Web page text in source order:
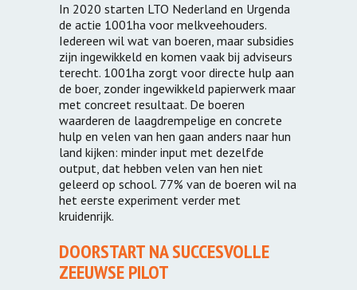
In 2020 starten LTO Nederland en Urgenda
de actie 1001ha voor melkveehouders.
Iedereen wil wat van boeren, maar subsidies
zijn ingewikkeld en komen vaak bij adviseurs
terecht. 1001ha zorgt voor directe hulp aan
de boer, zonder ingewikkeld papierwerk maar
met concreet resultaat. De boeren
waarderen de laagdrempelige en concrete
hulp en velen van hen gaan anders naar hun
land kijken: minder input met dezelfde
output, dat hebben velen van hen niet
geleerd op school. 77% van de boeren wil na
het eerste experiment verder met
kruidenrijk.
DOORSTART NA SUCCESVOLLE
ZEEUWSE PILOT